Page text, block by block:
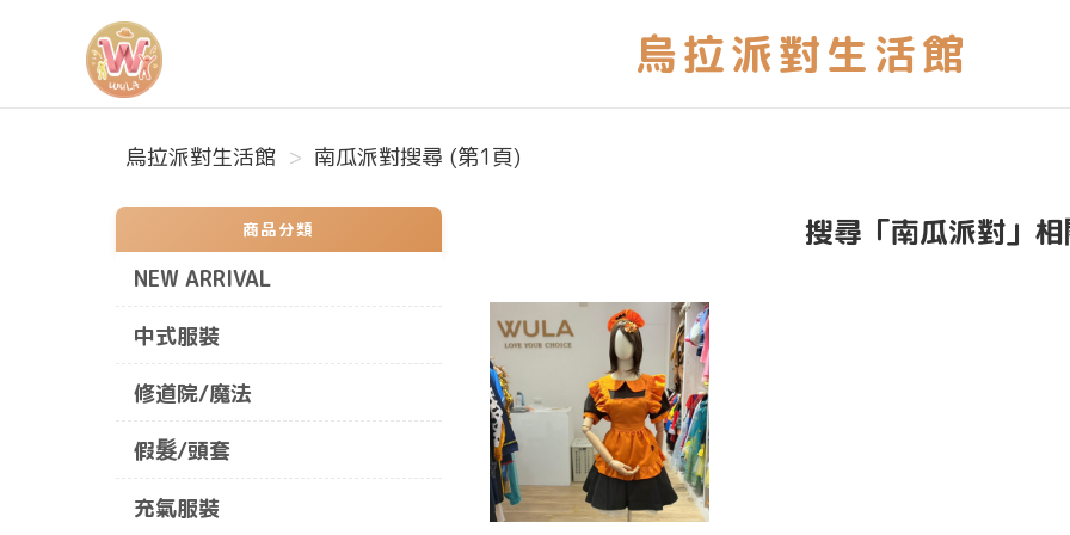
烏拉派對生活館
烏拉派對生活館 南瓜派對搜尋 (第1頁)
商品分類
NEW ARRIVAL
中式服裝
修道院/魔法
假髮/頭套
充氣服裝
搜尋「南瓜派對」